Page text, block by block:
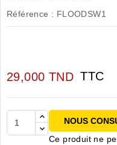
Référence : FLOODSW1
29,000 TND TTC
NOUS
Ce produit ne